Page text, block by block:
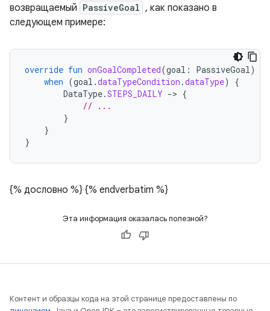
возвращаемый PassiveGoal , как показано в
следующем примере:
override fun onGoalCompleted(goal : PassiveGoal)
when (goal .dataTypeCondition .dataType)
{
DataType.STEPS_DAILY -> {
// ...
}
}
}
{% дословно %} {% endverbatim %}
Эта информация оказалась полезной?
Контент и образцы кода на этой странице предоставлены по